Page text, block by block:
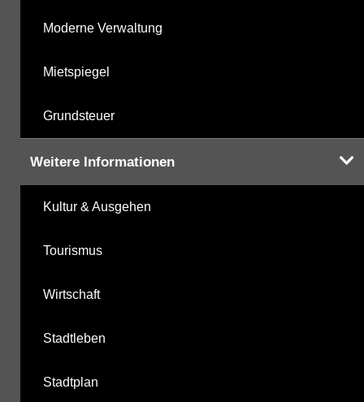
Moderne Verwaltung
Mietspiegel
Grundsteuer
Weitere Informationen
Kultur & Ausgehen
Tourismus
Wirtschaft
Stadtleben
Stadtplan